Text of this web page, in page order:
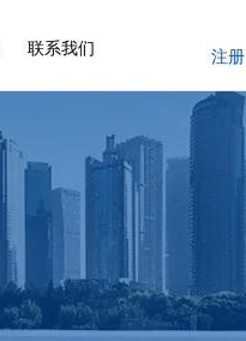
联系我们 注册